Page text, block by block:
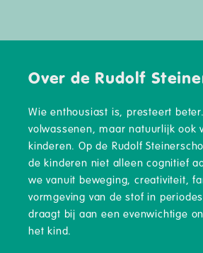
Over de Rudolf
Wie enthousiast is, presteert
volwassenen, maar natuurlijk ook
kinderen. Op de Rudolf
de kinderen niet alleen cognitief
we vanuit beweging, creativiteit,
vormgeving van de stof in
draagt bij aan een evenwichtige
het kind.